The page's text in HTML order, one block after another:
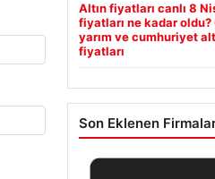
Altın fiyatları canlı 8
fiyatları ne kadar
yarım ve cumhuriyet
fiyatları
Son Eklenen